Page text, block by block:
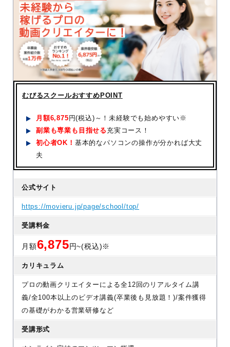
むびるスクールおすすめPOINT
月額6,875 円(税込)～！未経験でも始めやすい※
副業も専業も目指せる充実コース！
初心者OK！ 基本的なパソコンの操作が分かれば大丈
夫
公式サイト
https://movieru.jp/page/school/top/
受講料金
月額6,875 円~(税込)※
カリキュラム
プロの動画クリエイターによる全12回のリアルタイム講
義/全100本以上のビデオ講義(卒業後も見放題！)/案件獲得
の基礎がわかる営業研修など
受講形式